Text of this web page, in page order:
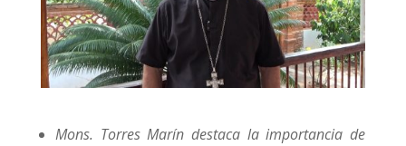
Mons. Torres Marín destaca la importancia de